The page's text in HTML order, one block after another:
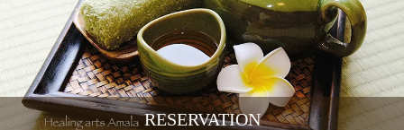
RESERVATION